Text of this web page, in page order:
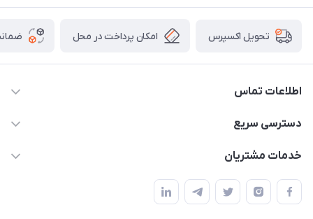
تحویل اکسپرس امکان پرداخت در محل
اطلاعات تماس
۰۲۱۰۰۰۰۰۰۰۰
دسترسی سریع
حساب کاربری
لیست محصولات
خدمات مشتریان
قوانین و مقررات
حریم خصوصی